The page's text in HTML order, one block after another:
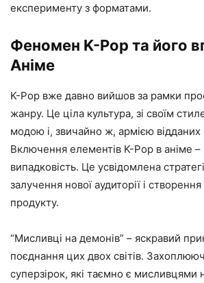
експерименту з форматами.
Феномен K-Pop та його
Аніме
K-Pop вже давно вийшов за рамки
жанру. Це ціла культура, зі своїм
модою і, звичайно ж, армією відданих
Включення елементів K-Pop в аніме
випадковість. Це усвідомлена
залучення нової аудиторії і
продукту.
“Мисливці на демонів” – яскравий
поєднання цих двох світів.
суперзірок, які таємно є мисливцями